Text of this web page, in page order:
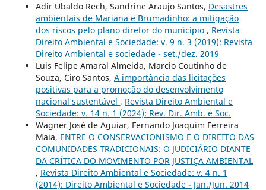
Adir Ubaldo Rech, Sandrine Araujo Santos, Desastres
ambientais de Mariana e Brumadinho: a mitigação
dos riscos pelo plano diretor do município , Revista
Direito Ambiental e Sociedade: v. 9 n. 3 (2019): Revista
Direito Ambiental e sociedade - set./dez. 2019
Luis Felipe Amaral Almeida, Marcio Coutinho de
Souza, Ciro Santos, A importância das licitações
positivas para a promoção do desenvolvimento
nacional sustentável , Revista Direito Ambiental e
Sociedade: v. 14 n. 1 (2024): Rev. Dir. Amb. e Soc.
Wagner José de Aguiar, Fernando Joaquim Ferreira
Maia, ENTRE O CONSERVACIONISMO E O DIREITO DAS
COMUNIDADES TRADICIONAIS: O JUDICIÁRIO DIANTE
DA CRÍTICA DO MOVIMENTO POR JUSTIÇA AMBIENTAL
, Revista Direito Ambiental e Sociedade: v. 4 n. 1
(2014): Direito Ambiental e Sociedade - Jan./Jun. 2014